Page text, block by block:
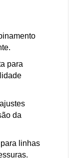
para
da
linhas